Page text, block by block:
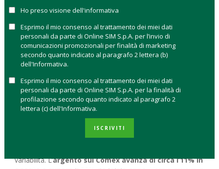
Euro continua la corsa.Sul fronte valutario, l’euro si
apprezza in media di poco più dell’1% contro la
maggioranza delle controparti, confermando su base
annua un vantaggio prossimo all’8%.
Questo incrocio di segnali – azioni ordinate, valute
relativamente disciplinate, materie prime frammentate – è il
perimetro entro cui leggere i comportamenti di fondi ed ETF,
rappresentati dai rispettivi indici di categoria.
MATERIE PRIME: BENE I METALLI PESANTI
variabilità. L’argento sul Comex avanza di circa l’11% in
Ho preso visione dell'informativa
Esprimo il mio consenso al trattamento dei miei dati
personali da parte di Online SIM S.p.A. per l’invio di
comunicazioni promozionali per finalità di marketing
secondo quanto indicato al paragrafo 2 lettera (b)
dell'Informativa.
Esprimo il mio consenso al trattamento dei miei dati
personali da parte di Online SIM S.p.A. per la finalità di
profilazione secondo quanto indicato al paragrafo 2
lettera (c) dell'Informativa.
ISCRIVITI